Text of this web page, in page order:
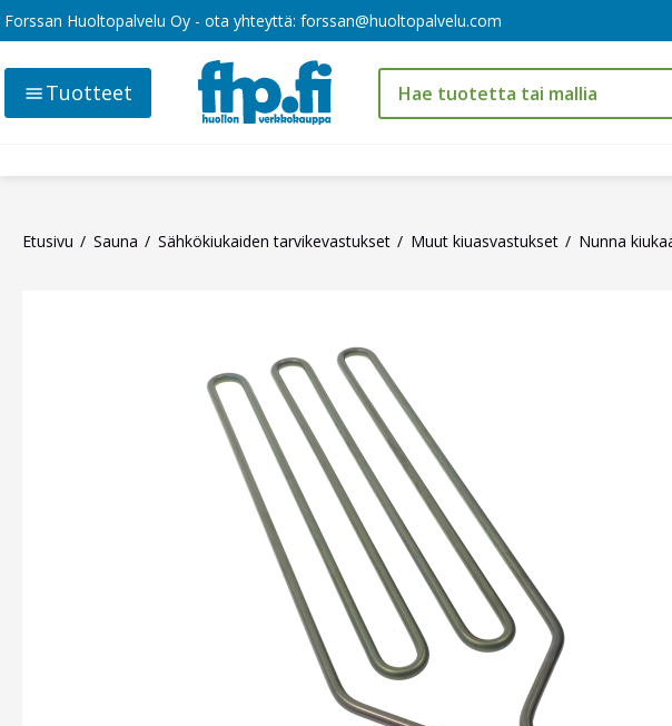
Forssan Huoltopalvelu Oy - ota yhteyttä: forssan@huoltopalvelu.com
Tuotteet
Etusivu Sauna Sähkökiukaiden tarvikevastukset Muut kiuasvastukset Nunna